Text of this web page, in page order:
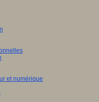
et numérique